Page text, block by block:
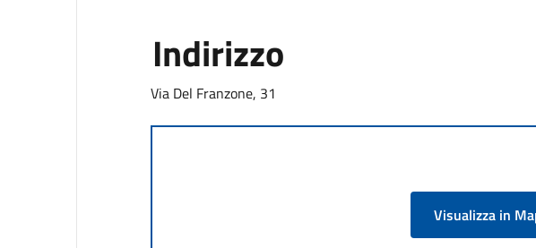
Indirizzo
Via Del Franzone, 31
Visualizza in